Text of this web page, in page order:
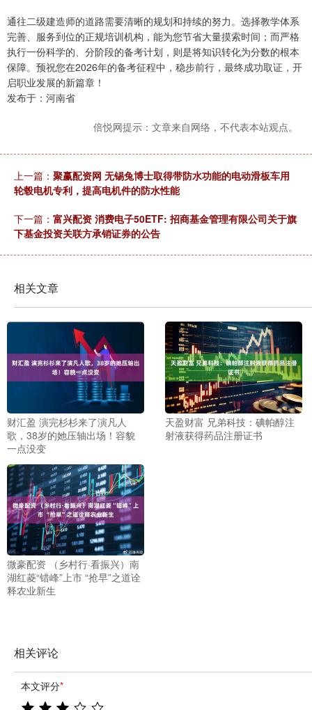
通往二级建造师的道路需要清晰的规划和持续的努力。选择教学体系
完善、服务到位的正规培训机构，能为您节省大量摸索时间；而严格
执行一份科学的、分阶段的备考计划，则是将知识转化为分数的根本
保障。预祝您在2026年的备考征程中，稳步前行，最终成功取证，开
启职业发展的新篇章！
发布于：河南省
倍悦网提示：文章来自网络，不代表本站观点。
上一篇： 聚赢配资网 无锡兔博士取得带防水功能的电动滑板车用
轮毂电机专利，提高电机件的防水性能
下一篇： 富兴配资 消费电子50ETF: 招商基金管理有限公司关于旗
下基金投资关联方承销证券的公告
相关文章
财汇盈 演完杉杉来了演凡人
歌，38岁的她压轴出场！容貌
一点没变
天盈财富 兄弟科技：碘帕醇注
射液获得药品注册证书
微豪配资 （乡村行·看振兴）南
湖红菱“错峰”上市 “抢早”之道诠
释农业新生
相关评论
本文评分*